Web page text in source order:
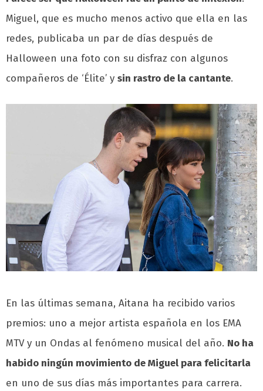
Miguel, que es mucho menos activo que ella en las
redes, publicaba un par de días después de
Halloween una foto con su disfraz con algunos
compañeros de ‘Élite’ y sin rastro de la cantante.
En las últimas semana, Aitana ha recibido varios
premios: uno a mejor artista española en los EMA
MTV y un Ondas al fenómeno musical del año. No ha
habido ningún movimiento de Miguel para felicitarla
en uno de sus días más importantes para carrera.